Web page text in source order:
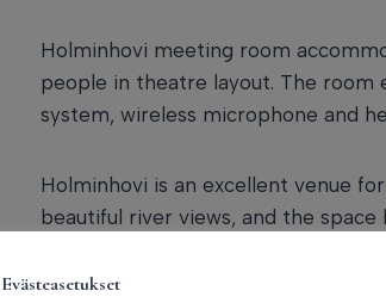
Holminhovi meeting room
people in theatre layout. The room
system, wireless microphone and
Holminhovi is an excellent venue
beautiful river views, and the
Evästeasetukset